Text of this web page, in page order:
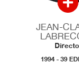
JEAN-
1994 - 39